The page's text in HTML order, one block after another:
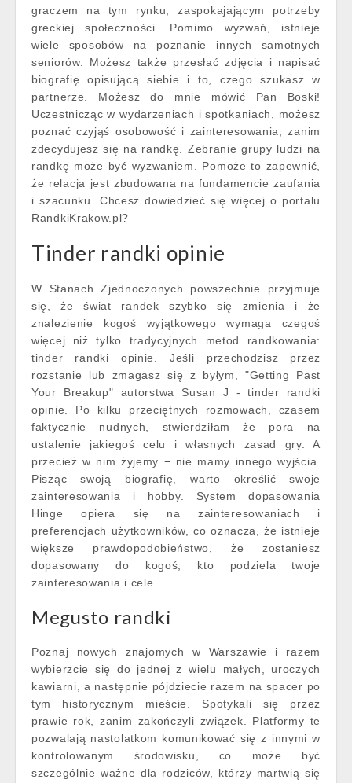
graczem na tym rynku, zaspokajającym potrzeby
greckiej społeczności. Pomimo wyzwań, istnieje
wiele sposobów na poznanie innych samotnych
seniorów. Możesz także przesłać zdjęcia i napisać
biografię opisującą siebie i to, czego szukasz w
partnerze. Możesz do mnie mówić Pan Boski!
Uczestnicząc w wydarzeniach i spotkaniach, możesz
poznać czyjąś osobowość i zainteresowania, zanim
zdecydujesz się na randkę. Zebranie grupy ludzi na
randkę może być wyzwaniem. Pomoże to zapewnić,
że relacja jest zbudowana na fundamencie zaufania
i szacunku. Chcesz dowiedzieć się więcej o portalu
RandkiKrakow.pl?
Tinder randki opinie
W Stanach Zjednoczonych powszechnie przyjmuje
się, że świat randek szybko się zmienia i że
znalezienie kogoś wyjątkowego wymaga czegoś
więcej niż tylko tradycyjnych metod randkowania:
tinder randki opinie. Jeśli przechodzisz przez
rozstanie lub zmagasz się z byłym, "Getting Past
Your Breakup" autorstwa Susan J - tinder randki
opinie. Po kilku przeciętnych rozmowach, czasem
faktycznie nudnych, stwierdziłam że pora na
ustalenie jakiegoś celu i własnych zasad gry. A
przecież w nim żyjemy − nie mamy innego wyjścia.
Pisząc swoją biografię, warto określić swoje
zainteresowania i hobby. System dopasowania
Hinge opiera się na zainteresowaniach i
preferencjach użytkowników, co oznacza, że istnieje
większe prawdopodobieństwo, że zostaniesz
dopasowany do kogoś, kto podziela twoje
zainteresowania i cele.
Megusto randki
Poznaj nowych znajomych w Warszawie i razem
wybierzcie się do jednej z wielu małych, uroczych
kawiarni, a następnie pójdziecie razem na spacer po
tym historycznym mieście. Spotykali się przez
prawie rok, zanim zakończyli związek. Platformy te
pozwalają nastolatkom komunikować się z innymi w
kontrolowanym środowisku, co może być
szczególnie ważne dla rodziców, którzy martwią się